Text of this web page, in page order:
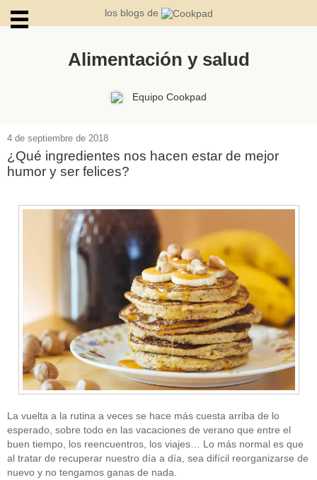
los blogs de
Alimentación y salud
Equipo Cookpad
4 de septiembre de 2018
¿Qué ingredientes nos hacen estar de mejor
humor y ser felices?
La vuelta a la rutina a veces se hace más cuesta arriba de lo
esperado, sobre todo en las vacaciones de verano que entre el
buen tiempo, los reencuentros, los viajes… Lo más normal es que
al tratar de recuperar nuestro día a día, sea difícil reorganizarse de
nuevo y no tengamos ganas de nada.